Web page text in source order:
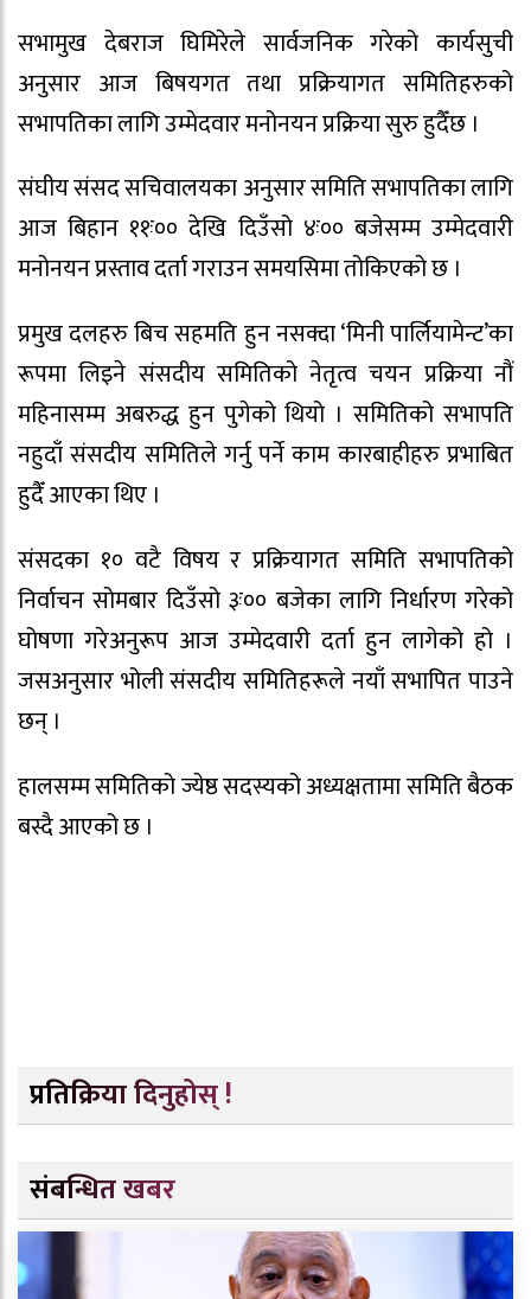
सभामुख देबराज घिमिरेले सार्वजनिक गरेको कार्यसुची
अनुसार आज बिषयगत तथा प्रक्रियागत समितिहरुको
सभापतिका लागि उम्मेदवार मनोनयन प्रक्रिया सुरु हुदैँछ ।
संघीय संसद सचिवालयका अनुसार समिति सभापतिका लागि
आज बिहान ११ः०० देखि दिउँसो ४ः०० बजेसम्म उम्मेदवारी
मनोनयन प्रस्ताव दर्ता गराउन समयसिमा तोकिएको छ ।
प्रमुख दलहरु बिच सहमति हुन नसक्दा ‘मिनी पार्लियामेन्ट’का
रूपमा लिइने संसदीय समितिको नेतृत्व चयन प्रक्रिया नौं
महिनासम्म अबरुद्ध हुन पुगेको थियो । समितिको सभापति
नहुदाँ संसदीय समितिले गर्नु पर्ने काम कारबाहीहरु प्रभाबित
हुदैँ आएका थिए ।
संसदका १० वटै विषय र प्रक्रियागत समिति सभापतिको
निर्वाचन सोमबार दिउँसो ३ः०० बजेका लागि निर्धारण गरेको
घोषणा गरेअनुरूप आज उम्मेदवारी दर्ता हुन लागेको हो ।
जसअनुसार भोली संसदीय समितिहरूले नयाँ सभापित पाउने
छन् ।
हालसम्म समितिको ज्येष्ठ सदस्यको अध्यक्षतामा समिति बैठक
बस्दै आएको छ ।
प्रतिक्रिया दिनुहोस् !
संबन्धित खबर